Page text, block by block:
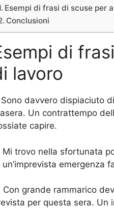
Esempi di frasi di scuse per
Conclusioni
di
lavoro
Sono davvero dispiaciuto
Un contrattempo
capire.
Mi trovo nella sfortunata
un’imprevista emergenza
Con grande rammarico
per questa sera. Un